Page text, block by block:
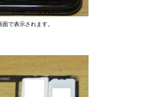
で表示されます。